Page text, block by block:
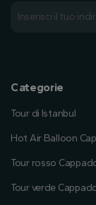
Categorie
Tour di Istanbul
Hot Air Balloon
Tour rosso
Tour verde